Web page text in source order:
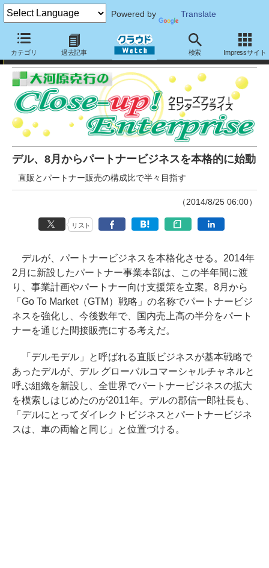
Powered by Translate
カテゴリ 過去記事 検索 Impressサイト
大河原克行のクローズアップ！エンタープライズ
デル、8月からパートナービジネスを本格的に始動
直販とパートナー販売の構成比で半々目指す
（2014/8/25 06:00）
リスト
デルが、パートナービジネスを本格化させる。2014年
2月に新設したパートナー事業本部は、この半年間に渡
り、事業計画やパートナー向け支援策を立案。8月から
「Go To Market（GTM）戦略」の名称でパートナービジ
ネスを強化し、今後数年で、国内売上高の半分をパート
ナーを通じた間接販売にする考えだ。
「デルモデル」と呼ばれる直販ビジネスが基本戦略で
あったデルが、デル グローバルコマーシャルチャネルと
呼ぶ組織を新設し、全世界でパートナービジネスの拡大
を模索しはじめたのが2011年。デルの郡信一郎社長も、
「デルにとってダイレクトビジネスとパートナービジネ
スは、車の両輪と同じ」と位置づける。